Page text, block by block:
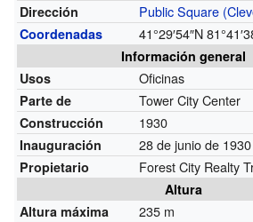
Dirección Public Square
Coordenadas 41°29′54″N
Información general
Usos
Oficinas
Parte de Tower City Center
Construcción 1930
Inauguración 28 de junio de 1930
Propietario Forest City Realty
Altura
Altura máxima
235 m